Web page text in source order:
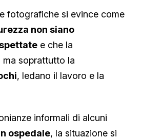
fotografiche si evince come
non siano
e che la
ma soprattutto la
, ledano il lavoro e la
informali di alcuni
ospedale, la situazione si